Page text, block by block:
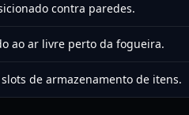
contra paredes.
ao ar livre perto da fogueira.
de armazenamento de itens.